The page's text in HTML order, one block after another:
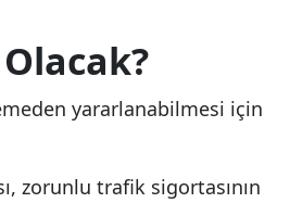
yararlanabilmesi için
zorunlu trafik sigortasının